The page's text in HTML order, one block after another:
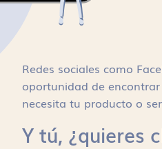
Redes sociales como
oportunidad de
necesita tu producto o
Y tú, ¿quieres